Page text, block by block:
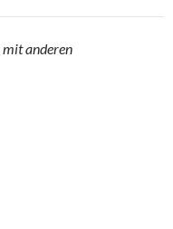
mit anderen